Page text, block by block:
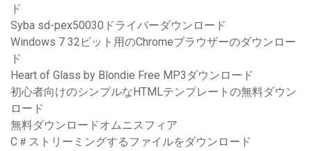
ド
Syba sd-pex50030ドライバーダウンロード
Windows 7 32ビット用のChromeブラウザーのダウンロー
ド
Heart of Glass by Blondie Free MP3ダウンロード
初心者向けのシンプルなHTMLテンプレートの無料ダウン
ロード
無料ダウンロードオムニスフィア
C＃ストリーミングするファイルをダウンロード